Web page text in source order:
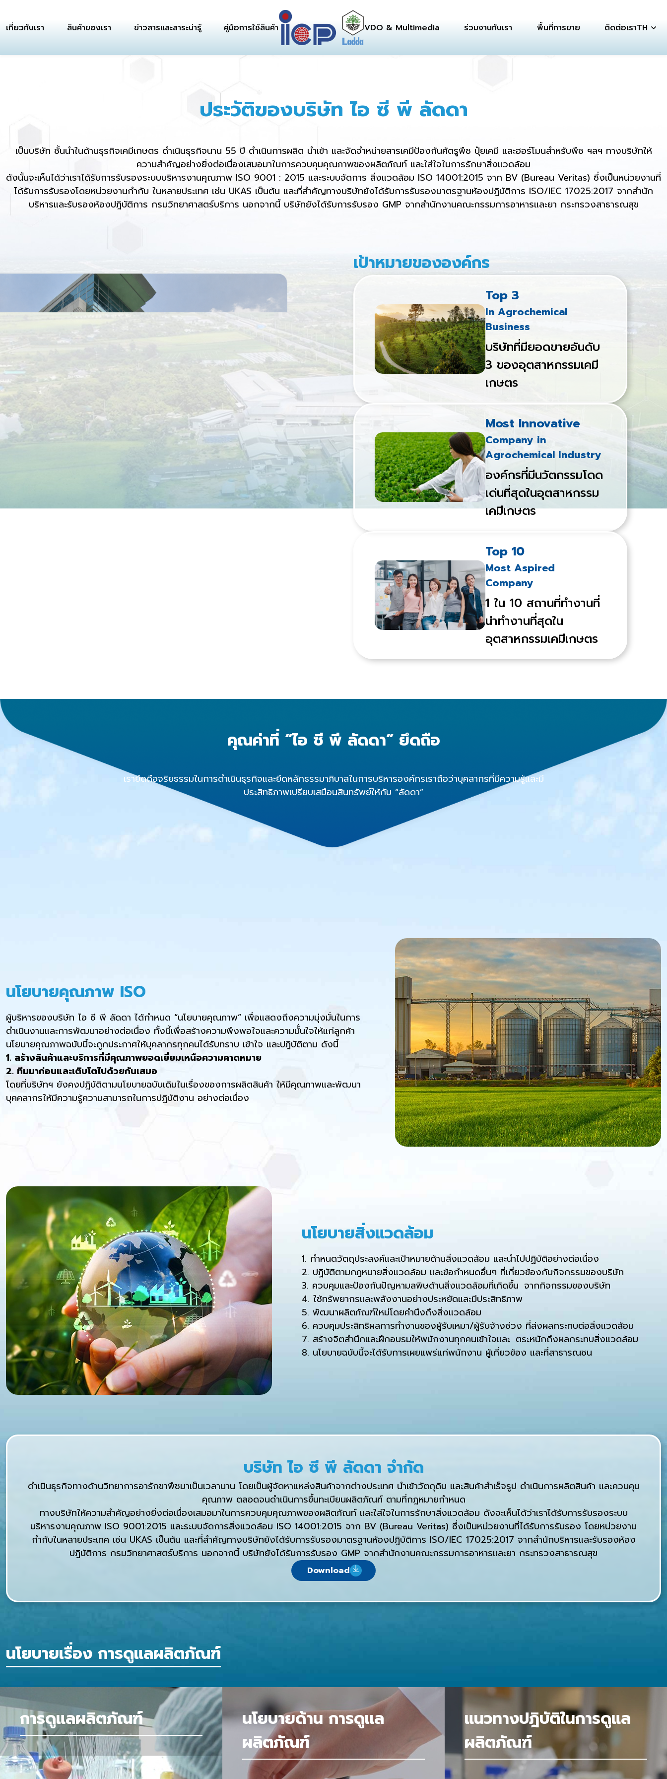
เกี่ยวกับเรา สินค้าของเรา ข่าวสารและสาระน่ารู้ คู่มือการใช้สินค้า VDO & Multimedia ร่วมงานกับเรา พื้นที่การขาย ติดต่อเราTH
ประวัติของบริษัท ไอ ซี พี ลัดดา
เป็นบริษัท ชั้นนำในด้านธุรกิจเคมีเกษตร ดำเนินธุรกิจนาน 55 ปี ดำเนินการผลิต นำเข้า และจัดจำหน่ายสารเคมีป้องกันศัตรูพืช ปุ๋ยเคมี และฮอร์โมนสำหรับพืช ฯลฯ ทางบริษัทให้
ความสำคัญอย่างยิ่งต่อเนื่องเสมอมาในการควบคุมคุณภาพของผลิตภัณท์ และใส่ใจในการรักษาสิ่งแวดล้อม
ดังนั้นจะเห็นได้ว่าเราได้รับการรับรองระบบบริหารงานคุณภาพ ISO 9001 : 2015 และระบบจัดการ สิ่งแวดล้อม ISO 14001:2015 จาก BV (Bureau Veritas) ซึ่งเป็นหน่วยงานที่
ได้รับการรับรองโดยหน่วยงานกำกับ ในหลายประเทศ เช่น UKAS เป็นต้น และที่สำคัญทางบริษัทยังได้รับการรับรองมาตรฐานห้องปฎิบัติการ ISO/IEC 17025:2017 จากสำนัก
บริหารและรับรองห้องปฎิบัติการ กรมวิทยาศาสตร์บริการ นอกจากนี้ บริษัทยังได้รับการรับรอง GMP จากสำนักงานคณะกรรมการอาหารและยา กระทรวงสาธารณสุข
เป้าหมายขององค์กร
Top 3
In Agrochemical
Business
บริษัทที่มียอดขายอันดับ
3 ของอุตสาหกรรมเคมี
เกษตร
Most Innovative
Company in
Agrochemical Industry
องค์กรที่มีนวัตกรรมโดด
เด่นที่สุดในอุตสาหกรรม
เคมีเกษตร
Top 10
Most Aspired
Company
1 ใน 10 สถานที่ทำงานที่
น่าทำงานที่สุดใน
อุตสาหกรรมเคมีเกษตร
คุณค่าที่ “ไอ ซี พี ลัดดา” ยึดถือ
เรายึดถือจริยธรรมในการดำเนินธุรกิจและยึดหลักธรรมาภิบาลในการบริหารองค์กรเราถือว่าบุคลากรที่มีความรู้และมี
ประสิทธิภาพเปรียบเสมือนสินทรัพย์ให้กับ “ลัดดา”
นโยบายคุณภาพ ISO
ผู้บริหารของบริษัท ไอ ซี พี ลัดดา ได้กำหนด “นโยบายคุณภาพ” เพื่อแสดงถึงความมุ่งมั่นในการ
ดำเนินงานและการพัฒนาอย่างต่อเนื่อง ทั้งนี้เพื่อสร้างความพึงพอใจและความมัั่นใจให้แก่ลูกค้า
นโยบายคุณภาพฉบับนี้จะถูกประกาศให้บุคลากรทุกคนได้รับทราบ เข้าใจ และปฎิบัติตาม ดังนี้
1. สร้างสินค้าและบริการที่มีคุณภาพยอดเยี่ยมเหนือความคาดหมาย
2. ทีมมาก่อนและเติบโตไปด้วยกันเสมอ
โดยที่บริษัทฯ ยังคงปฎิบัติตามนโยบายฉบับเดิมในเรื่องของการผลิตสินค้า ให้มีคุณภาพและพัฒนา
บุคคลากรให้มีความรู้ความสามารถในการปฎิบัติงาน อย่างต่อเนื่อง
นโยบายสิ่งแวดล้อม
1. กำหนดวัตถุประสงค์และเป้าหมายด้านสิ่งแวดล้อม และนำไปปฏิบัติอย่างต่อเนื่อง
2. ปฏิบัติตามกฎหมายสิ่งแวดล้อม และข้อกำหนดอื่นๆ ที่เกี่ยวข้องกับกิจกรรมของบริษัท
3. ควบคุมและป้องกันปัญหามลพิษด้านสิ่งแวดล้อมที่เกิดขึ้น จากกิจกรรมของบริษัท
4. ใช้ทรัพยากรและพลังงานอย่างประหยัดและมีประสิทธิภาพ
5. พัฒนาผลิตภัณฑ์ใหม่โดยคำนึงถึงสิ่งแวดล้อม
6. ควบคุมประสิทธิผลการทำงานของผู้รับเหมา/ผู้รับจ้างช่วง ที่ส่งผลกระทบต่อสิ่งแวดล้อม
7. สร้างจิตสำนึกและฝึกอบรมให้พนักงานทุกคนเข้าใจและ ตระหนักถึงผลกระทบสิ่งแวดล้อม
8. นโยบายฉบับนี้จะได้รับการเผยแพร่แก่พนักงาน ผู้เกี่ยวข้อง และที่สาธารณชน
บริษัท ไอ ซี พี ลัดดา จำกัด
ดำเนินธุรกิจทางด้านวิทยาการอารักขาพืชมาเป็นเวลานาน โดยเป็นผู้จัดหาแหล่งสินค้าจากต่างประเทศ นำเข้าวัตถุดิบ และสินค้าสำเร็จรูป ดำเนินการผลิตสินค้า และควบคุม
คุณภาพ ตลอดจนดำเนินการขึ้นทะเบียนผลิตภัณฑ์ ตามที่กฎหมายกำหนด
ทางบริษัทให้ความสำคัญอย่างยิ่งต่อเนื่องเสมอมาในการควบคุมคุณภาพของผลิตภัณท์ และใส่ใจในการรักษาสิ่งแวดล้อม ดังจะเห็นได้ว่าเราได้รับการรับรองระบบ
บริหารงานคุณภาพ ISO 9001:2015 และระบบจัดการสิ่งแวดล้อม ISO 14001:2015 จาก BV (Bureau Veritas) ซึ่งเป็นหน่วยงานที่ได้รับการรับรอง โดยหน่วยงาน
กำกับในหลายประเทศ เช่น UKAS เป็นต้น และที่สำคัญทางบริษัทยังได้รับการรับรองมาตรฐานห้องปฎิบัติการ ISO/IEC 17025:2017 จากสำนักบริหารและรับรองห้อง
ปฎิบัติการ กรมวิทยาศาสตร์บริการ นอกจากนี้ บริษัทยังได้รับการรับรอง GMP จากสำนักงานคณะกรรมการอาหารและยา กระทรวงสาธารณสุข
Download
นโยบายเรื่อง การดูแลผลิตภัณฑ์
การดูแลผลิตภัณฑ์
นโยบายด้าน การดูแล
ผลิตภัณฑ์
แนวทางปฎิบัติในการดูแล
ผลิตภัณฑ์